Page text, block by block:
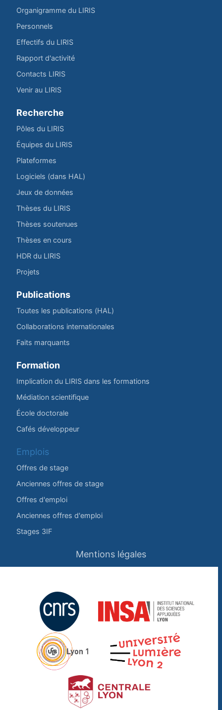
Organigramme du LIRIS
Personnels
Effectifs du LIRIS
Rapport d'activité
Contacts LIRIS
Venir au LIRIS
Recherche
Pôles du LIRIS
Équipes du LIRIS
Plateformes
Logiciels (dans HAL)
Jeux de données
Thèses du LIRIS
Thèses soutenues
Thèses en cours
HDR du LIRIS
Projets
Publications
Toutes les publications (HAL)
Collaborations internationales
Faits marquants
Formation
Implication du LIRIS dans les formations
Médiation scientifique
École doctorale
Cafés développeur
Emplois
Offres de stage
Anciennes offres de stage
Offres d'emploi
Anciennes offres d'emploi
Stages 3IF
Mentions légales